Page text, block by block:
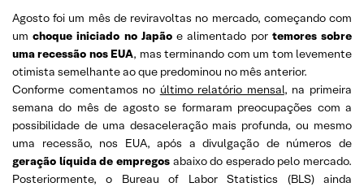
Agosto foi um mês de reviravoltas no mercado, começando com
umchoque iniciado no Japãoe alimentado por temores sobre
uma recessão nos EUA, mas terminando com um tom levemente
otimista semelhante ao que predominou no mês anterior.
Conforme comentamos no último relatório mensal, na primeira
semana do mês de agosto se formaram preocupações com a
possibilidade de uma desaceleração mais profunda, ou mesmo
uma recessão, nos EUA, após a divulgação de números de
geração líquida de empregosabaixo do esperado pelo mercado.
Posteriormente, o Bureau of Labor Statistics (BLS) ainda